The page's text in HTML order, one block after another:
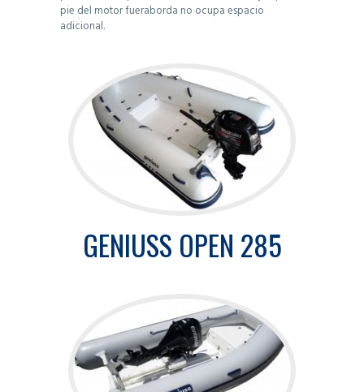
pie del motor fueraborda no ocupa espacio
adicional.
GENIUSS OPEN 285